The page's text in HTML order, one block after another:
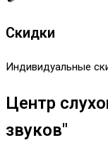
Скидки
Индивидуальные
Центр
звуков"